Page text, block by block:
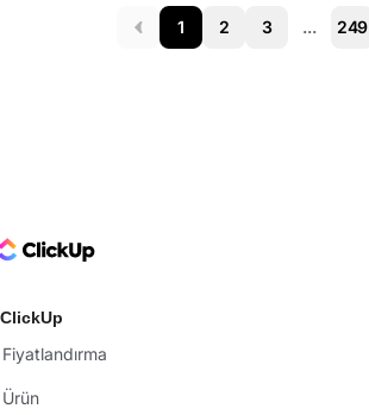
Prev 1 2 3 ... 249
Logo
ClickUp
Fiyatlandırma
Ürün